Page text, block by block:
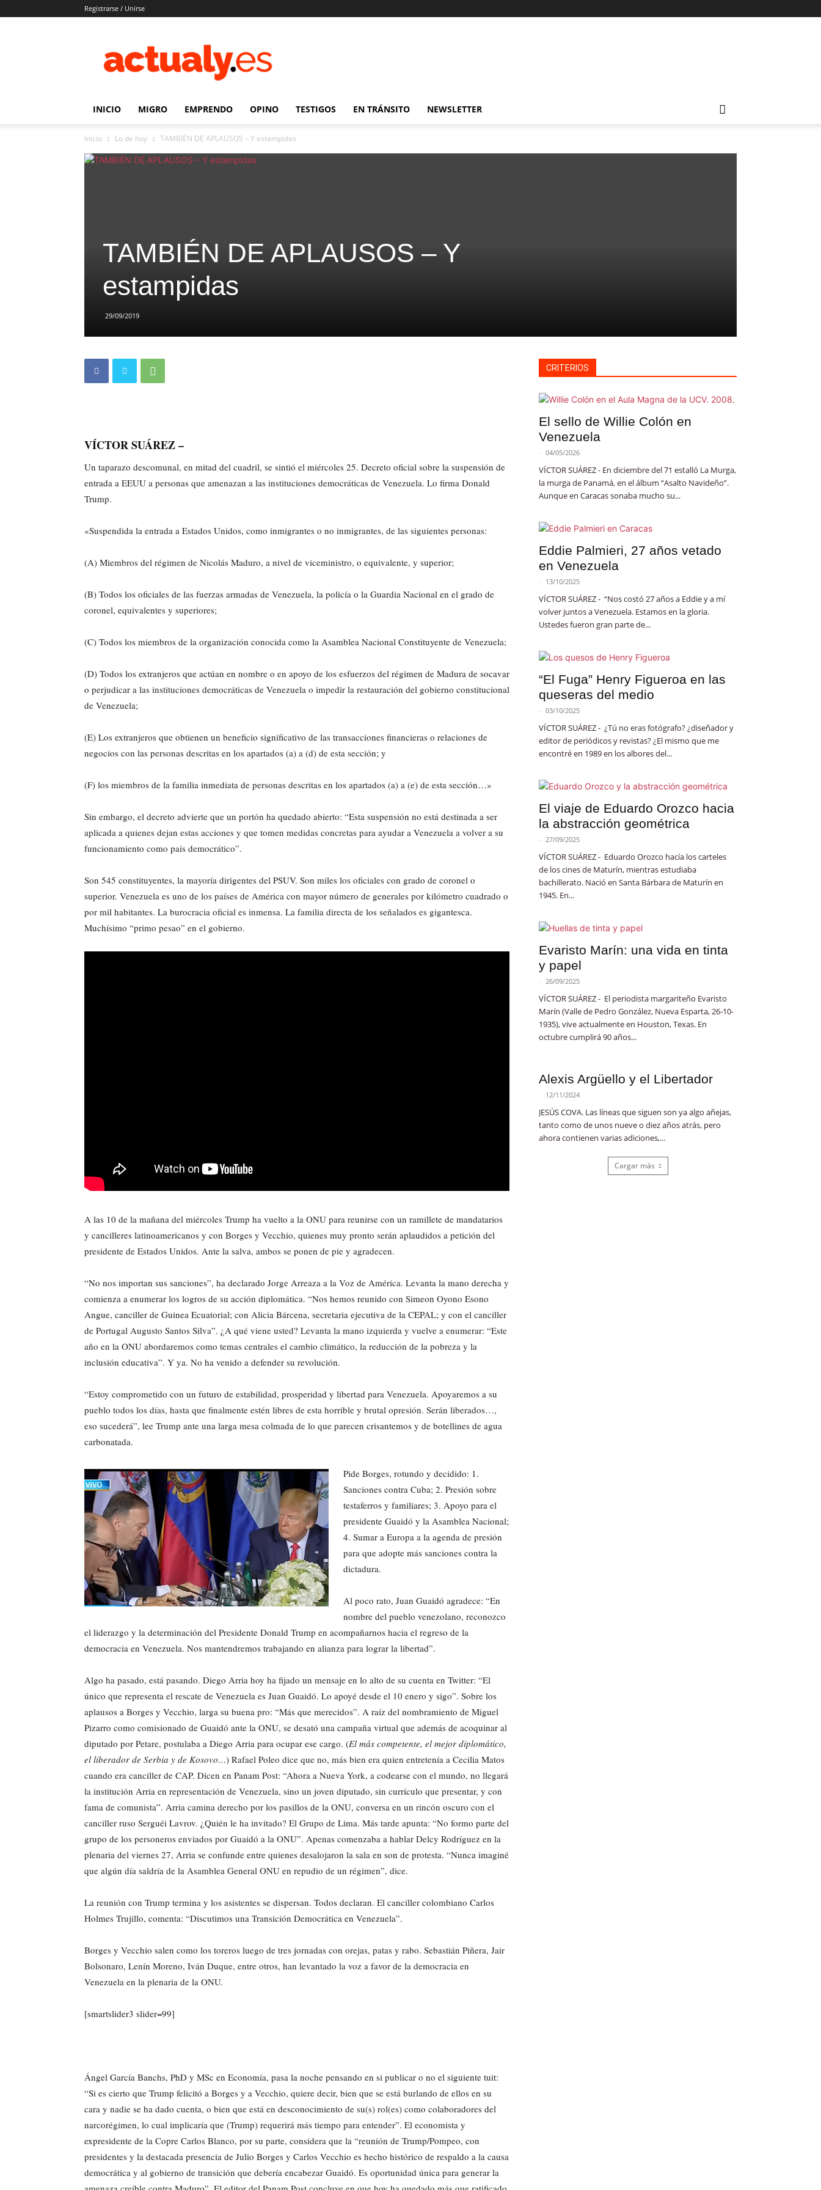
Registrarse / Unirse
|
Noticias
venezolanos
INICIO MIGRO EMPRENDO OPINO TESTIGOS EN TRÁNSITO NEWSLETTER
Inicio Lo de hoy TAMBIÉN DE APLAUSOS – Y estampidas
TAMBIÉN DE APLAUSOS – Y
estampidas
29/09/2019
VÍCTOR SUÁREZ –
Un taparazo descomunal, en mitad del cuadril, se sintió el miércoles 25. Decreto oficial sobre la suspensión de
entrada a EEUU a personas que amenazan a las instituciones democráticas de Venezuela. Lo firma Donald
Trump.
«Suspendida la entrada a Estados Unidos, como inmigrantes o no inmigrantes, de las siguientes personas:
(A) Miembros del régimen de Nicolás Maduro, a nivel de viceministro, o equivalente, y superior;
(B) Todos los oficiales de las fuerzas armadas de Venezuela, la policía o la Guardia Nacional en el grado de
coronel, equivalentes y superiores;
(C) Todos los miembros de la organización conocida como la Asamblea Nacional Constituyente de Venezuela;
(D) Todos los extranjeros que actúan en nombre o en apoyo de los esfuerzos del régimen de Madura de socavar
o perjudicar a las instituciones democráticas de Venezuela o impedir la restauración del gobierno constitucional
de Venezuela;
(E) Los extranjeros que obtienen un beneficio significativo de las transacciones financieras o relaciones de
negocios con las personas descritas en los apartados (a) a (d) de esta sección; y
(F) los miembros de la familia inmediata de personas descritas en los apartados (a) a (e) de esta sección…»
Sin embargo, el decreto advierte que un portón ha quedado abierto: “Esta suspensión no está destinada a ser
aplicada a quienes dejan estas acciones y que tomen medidas concretas para ayudar a Venezuela a volver a su
funcionamiento como país democrático”.
Son 545 constituyentes, la mayoría dirigentes del PSUV. Son miles los oficiales con grado de coronel o
superior. Venezuela es uno de los países de América con mayor número de generales por kilómetro cuadrado o
por mil habitantes. La burocracia oficial es inmensa. La familia directa de los señalados es gigantesca.
Muchísimo “primo pesao” en el gobierno.
A las 10 de la mañana del miércoles Trump ha vuelto a la ONU para reunirse con un ramillete de mandatarios
y cancilleres latinoamericanos y con Borges y Vecchio, quienes muy pronto serán aplaudidos a petición del
presidente de Estados Unidos. Ante la salva, ambos se ponen de pie y agradecen.
“No nos importan sus sanciones”, ha declarado Jorge Arreaza a la Voz de América. Levanta la mano derecha y
comienza a enumerar los logros de su acción diplomática. “Nos hemos reunido con Simeon Oyono Esono
Angue, canciller de Guinea Ecuatorial; con Alicia Bárcena, secretaria ejecutiva de la CEPAL; y con el canciller
de Portugal Augusto Santos Silva”. ¿A qué viene usted? Levanta la mano izquierda y vuelve a enumerar: “Este
año en la ONU abordaremos como temas centrales el cambio climático, la reducción de la pobreza y la
inclusión educativa”. Y ya. No ha venido a defender su revolución.
“Estoy comprometido con un futuro de estabilidad, prosperidad y libertad para Venezuela. Apoyaremos a su
pueblo todos los días, hasta que finalmente estén libres de esta horrible y brutal opresión. Serán liberados…,
eso sucederá”, lee Trump ante una larga mesa colmada de lo que parecen crisantemos y de botellines de agua
carbonatada.
Pide Borges, rotundo y decidido: 1.
Sanciones contra Cuba; 2. Presión sobre
testaferros y familiares; 3. Apoyo para el
presidente Guaidó y la Asamblea Nacional;
4. Sumar a Europa a la agenda de presión
para que adopte más sanciones contra la
dictadura.
Al poco rato, Juan Guaidó agradece: “En
nombre del pueblo venezolano, reconozco
el liderazgo y la determinación del Presidente Donald Trump en acompañarnos hacia el regreso de la
democracia en Venezuela. Nos mantendremos trabajando en alianza para lograr la libertad”.
Algo ha pasado, está pasando. Diego Arria hoy ha fijado un mensaje en lo alto de su cuenta en Twitter: “El
único que representa el rescate de Venezuela es Juan Guaidó. Lo apoyé desde el 10 enero y sigo”. Sobre los
aplausos a Borges y Vecchio, larga su buena pro: “Más que merecidos”. A raíz del nombramiento de Miguel
Pizarro como comisionado de Guaidó ante la ONU, se desató una campaña virtual que además de acoquinar al
diputado por Petare, postulaba a Diego Arria para ocupar ese cargo. (El más competente, el mejor diplomático,
el liberador de Serbia y de Kosovo…) Rafael Poleo dice que no, más bien era quien entretenía a Cecilia Matos
cuando era canciller de CAP. Dicen en Panam Post: “Ahora a Nueva York, a codearse con el mundo, no llegará
la institución Arria en representación de Venezuela, sino un joven diputado, sin currículo que presentar, y con
fama de comunista”. Arria camina derecho por los pasillos de la ONU, conversa en un rincón oscuro con el
canciller ruso Serguéi Lavrov. ¿Quién le ha invitado? El Grupo de Lima. Más tarde apunta: “No formo parte del
grupo de los personeros enviados por Guaidó a la ONU”. Apenas comenzaba a hablar Delcy Rodríguez en la
plenaria del viernes 27, Arria se confunde entre quienes desalojaron la sala en son de protesta. “Nunca imaginé
que algún día saldría de la Asamblea General ONU en repudio de un régimen”, dice.
La reunión con Trump termina y los asistentes se dispersan. Todos declaran. El canciller colombiano Carlos
Holmes Trujillo, comenta: “Discutimos una Transición Democrática en Venezuela”.
Borges y Vecchio salen como los toreros luego de tres jornadas con orejas, patas y rabo. Sebastián Piñera, Jair
Bolsonaro, Lenín Moreno, Iván Duque, entre otros, han levantado la voz a favor de la democracia en
Venezuela en la plenaria de la ONU.
[smartslider3 slider=99]
Ángel García Banchs, PhD y MSc en Economía, pasa la noche pensando en si publicar o no el siguiente tuit:
“Si es cierto que Trump felicitó a Borges y a Vecchio, quiere decir, bien que se está burlando de ellos en su
cara y nadie se ha dado cuenta, o bien que está en desconocimiento de su(s) rol(es) como colaboradores del
narcorégimen, lo cual implicaría que (Trump) requerirá más tiempo para entender”. El economista y
expresidente de la Copre Carlos Blanco, por su parte, considera que la “reunión de Trump/Pompeo, con
presidentes y la destacada presencia de Julio Borges y Carlos Vecchio es hecho histórico de respaldo a la causa
democrática y al gobierno de transición que debería encabezar Guaidó. Es oportunidad única para generar la
CRITERIOS
El sello de Willie Colón en
Venezuela
- 04/05/2026
VÍCTOR SUÁREZ - En diciembre del 71 estalló La Murga,
la murga de Panamá, en el álbum “Asalto Navideño”.
Aunque en Caracas sonaba mucho su...
Eddie Palmieri, 27 años vetado
en Venezuela
- 13/10/2025
VÍCTOR SUÁREZ - “Nos costó 27 años a Eddie y a mí
volver juntos a Venezuela. Estamos en la gloria.
Ustedes fueron gran parte de...
“El Fuga” Henry Figueroa en las
queseras del medio
- 03/10/2025
VÍCTOR SUÁREZ - ¿Tú no eras fotógrafo? ¿diseñador y
editor de periódicos y revistas? ¿El mismo que me
encontré en 1989 en los albores del...
El viaje de Eduardo Orozco hacia
la abstracción geométrica
- 27/09/2025
VÍCTOR SUÁREZ - Eduardo Orozco hacía los carteles
de los cines de Maturín, mientras estudiaba
bachillerato. Nació en Santa Bárbara de Maturín en
1945. En...
Evaristo Marín: una vida en tinta
y papel
- 26/09/2025
VÍCTOR SUÁREZ - El periodista margariteño Evaristo
Marín (Valle de Pedro González, Nueva Esparta, 26-10-
1935), vive actualmente en Houston, Texas. En
octubre cumplirá 90 años...
Alexis Argüello y el Libertador
- 12/11/2024
JESÚS COVA. Las líneas que siguen son ya algo añejas,
tanto como de unos nueve o diez años atrás, pero
ahora contienen varias adiciones,...
Cargar más